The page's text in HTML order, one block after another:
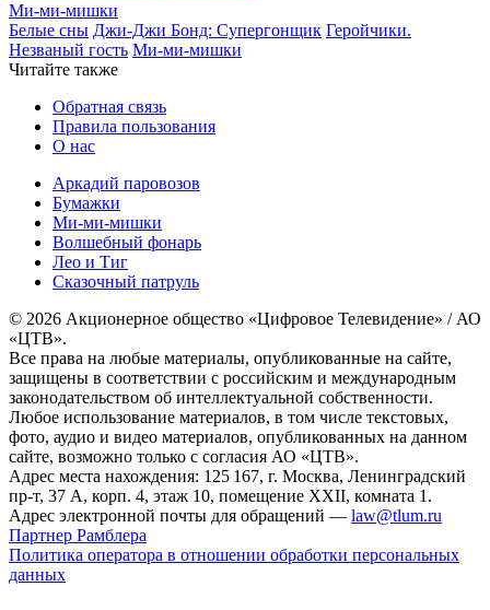
Ми-ми-мишки
Белые сны Джи-Джи Бонд: Супергонщик Геройчики.
Незваный гость Ми-ми-мишки
Читайте также
Обратная связь
Правила пользования
О нас
Аркадий паровозов
Бумажки
Ми-ми-мишки
Волшебный фонарь
Лео и Тиг
Сказочный патруль
© 2026 Акционерное общество «Цифровое Телевидение» / АО
«ЦТВ».
Все права на любые материалы, опубликованные на сайте,
защищены в соответствии с российским и международным
законодательством об интеллектуальной собственности.
Любое использование материалов, в том числе текстовых,
фото, аудио и видео материалов, опубликованных на данном
сайте, возможно только с согласия АО «ЦТВ».
Адрес места нахождения: 125 167, г. Москва, Ленинградский
пр-т, 37 А, корп. 4, этаж 10, помещение XXII, комната 1.
Адрес электронной почты для обращений — law@tlum.ru
Партнер Рамблера
Политика оператора в отношении обработки персональных
данных